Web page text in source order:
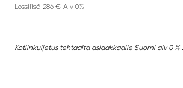
Lossilisä 286 € Alv 0%
Kotiinkuljetus tehtaalta asiaakkaalle Suomi alv 0 %